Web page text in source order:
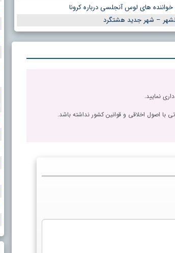
های لوس آنجلسی درباره کرونا
– شهر جدید هشتگرد
نمایید.
با اصول اخلاقی و قوانین کشور نداشته باشد.